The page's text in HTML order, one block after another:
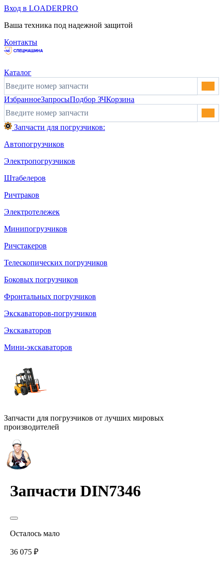
Вход в LOADERPRO
Ваша техника под надежной защитой
Контакты
Каталог
ИзбранноеЗапросыПодбор ЗЧКорзина
Запчасти для погрузчиков:
Автопогрузчиков
Электропогрузчиков
Штабелеров
Ричтраков
Электротележек
Минипогрузчиков
Ричстакеров
Телескопических погрузчиков
Боковых погрузчиков
Фронтальных погрузчиков
Экскаваторов-погрузчиков
Экскаваторов
Мини-экскаваторов
Запчасти для погрузчиков от лучших мировых
производителей
Запчасти DIN7346
Осталось мало
36 075 ₽